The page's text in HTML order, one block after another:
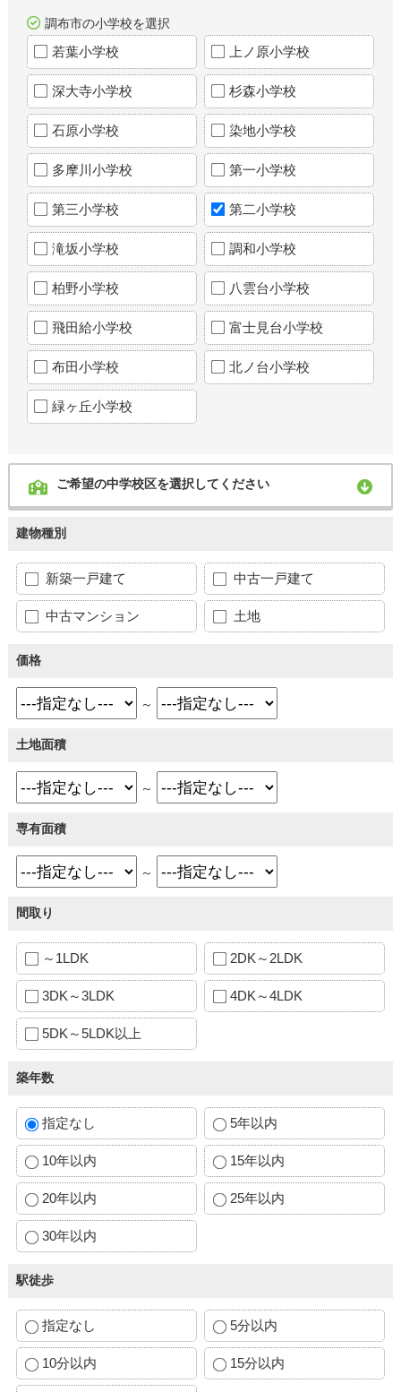
調布市の小学校を選択
若葉小学校 上ノ原小学校
深大寺小学校 杉森小学校
石原小学校 染地小学校
多摩川小学校 第一小学校
第三小学校 第二小学校
滝坂小学校 調和小学校
柏野小学校 八雲台小学校
飛田給小学校 富士見台小学校
布田小学校 北ノ台小学校
緑ヶ丘小学校
ご希望の中学校区を選択してください
建物種別
新築一戸建て 中古一戸建て
中古マンション 土地
価格
～
土地面積
～
専有面積
～
間取り
～1LDK 2DK～2LDK
3DK～3LDK 4DK～4LDK
5DK～5LDK以上
築年数
指定なし 5年以内
10年以内 15年以内
20年以内 25年以内
30年以内
駅徒歩
指定なし 5分以内
10分以内 15分以内